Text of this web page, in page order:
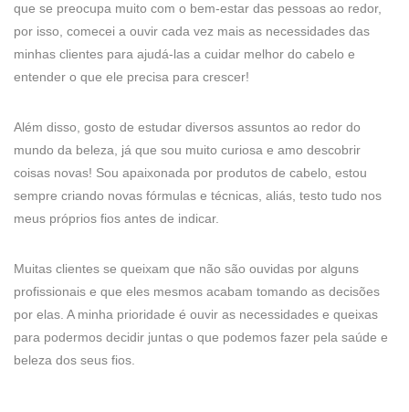
que se preocupa muito com o bem-estar das pessoas ao redor,
por isso, comecei a ouvir cada vez mais as necessidades das
minhas clientes para ajudá-las a cuidar melhor do cabelo e
entender o que ele precisa para crescer!
Além disso, gosto de estudar diversos assuntos ao redor do
mundo da beleza, já que sou muito curiosa e amo descobrir
coisas novas! Sou apaixonada por produtos de cabelo, estou
sempre criando novas fórmulas e técnicas, aliás, testo tudo nos
meus próprios fios antes de indicar.
Muitas clientes se queixam que não são ouvidas por alguns
profissionais e que eles mesmos acabam tomando as decisões
por elas. A minha prioridade é ouvir as necessidades e queixas
para podermos decidir juntas o que podemos fazer pela saúde e
beleza dos seus fios.